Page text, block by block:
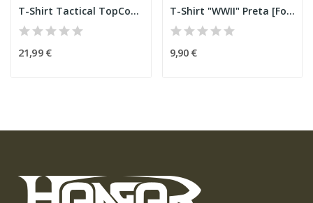
T-Shirt Tactical TopCool - Navy Blue [Helikon-Tex]
21,99 €
T-Shirt "WWII" Preta [Fostex]
9,90 €